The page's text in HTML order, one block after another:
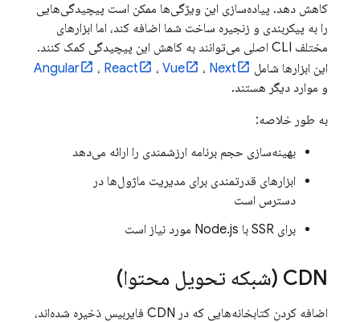
کاهش دهد. پیاده‌سازی این ویژگی‌ها ممکن است پیچیدگی‌هایی
را به پیکربندی و زنجیره ساخت شما اضافه کند، اما ابزارهای
مختلف CLI اصلی می‌توانند به کاهش این پیچیدگی کمک کنند.
این ابزارها شامل
Angular ، React ، Vue ، Next
و موارد دیگر هستند.
به طور خلاصه:
بهینه‌سازی حجم برنامه ارزشمندی را ارائه می‌دهد
ابزارهای قدرتمندی برای مدیریت ماژول‌ها در
دسترس است
برای SSR با Node.js مورد نیاز است
CDN (شبکه تحویل محتوا)
اضافه کردن کتابخانه‌هایی که در CDN فایربیس ذخیره شده‌اند،